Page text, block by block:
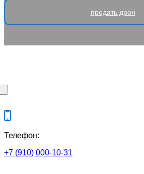
продать дрон
Телефон:
+7 (910) 000-10-31